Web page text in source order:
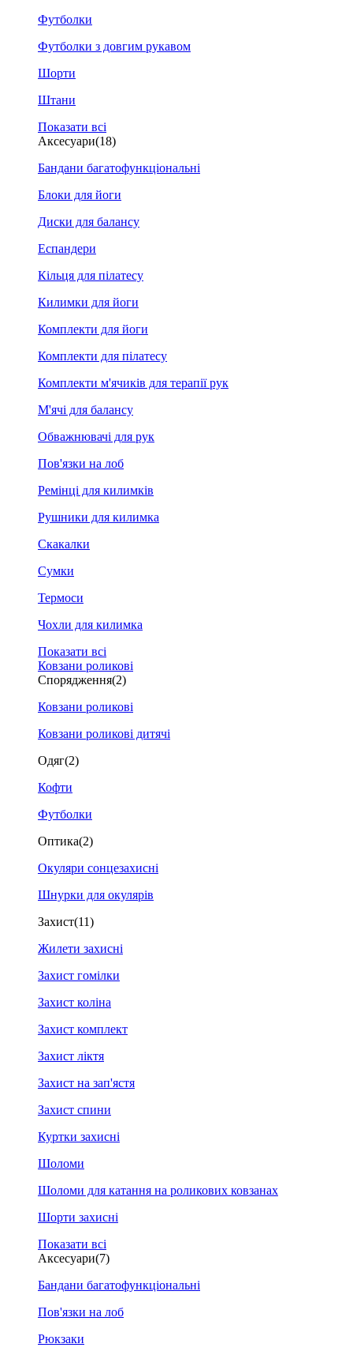
Футболки
Футболки з довгим рукавом
Шорти
Штани
Показати всі
Аксесуари(18)
Бандани багатофункціональні
Блоки для йоги
Диски для балансу
Еспандери
Кільця для пілатесу
Килимки для йоги
Комплекти для йоги
Комплекти для пілатесу
Комплекти м'ячиків для терапії рук
М'ячі для балансу
Обважнювачі для рук
Пов'язки на лоб
Ремінці для килимків
Рушники для килимка
Скакалки
Сумки
Термоси
Чохли для килимка
Показати всі
Ковзани роликові
Спорядження(2)
Ковзани роликові
Ковзани роликові дитячі
Одяг(2)
Кофти
Футболки
Оптика(2)
Окуляри сонцезахисні
Шнурки для окулярів
Захист(11)
Жилети захисні
Захист гомілки
Захист коліна
Захист комплект
Захист ліктя
Захист на зап'ястя
Захист спини
Куртки захисні
Шоломи
Шоломи для катання на роликових ковзанах
Шорти захисні
Показати всі
Аксесуари(7)
Бандани багатофункціональні
Пов'язки на лоб
Рюкзаки